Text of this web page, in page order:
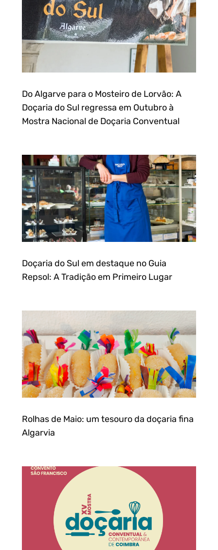
Do Algarve para o Mosteiro de Lorvão: A
Doçaria do Sul regressa em Outubro à
Mostra Nacional de Doçaria Conventual
Doçaria do Sul em destaque no Guia
Repsol: A Tradição em Primeiro Lugar
Rolhas de Maio: um tesouro da doçaria fina
Algarvia